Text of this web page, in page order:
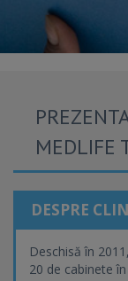
MEDLIFE
DESPRE
Deschisă în
20 de cabinete